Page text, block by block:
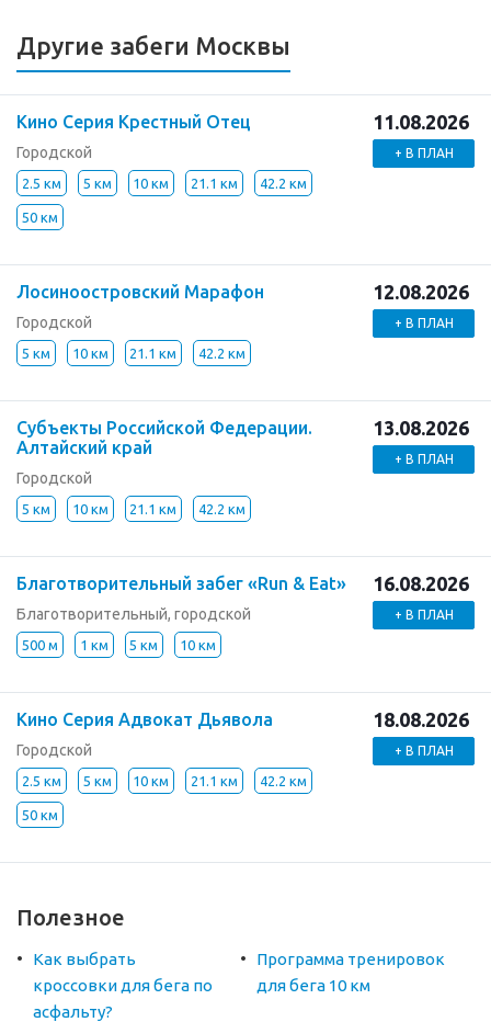
Другие забеги Москвы
Кино Серия Крестный Отец
Городской
2.5 км 5 км 10 км 21.1 км 42.2 км
50 км
11.08.2026
+ В ПЛАН
Лосиноостровский Марафон
Городской
5 км 10 км 21.1 км 42.2 км
12.08.2026
+ В ПЛАН
Субъекты Российской Федерации.
Алтайский край
Городской
5 км 10 км 21.1 км 42.2 км
13.08.2026
+ В ПЛАН
Благотворительный забег «Run & Eat»
Благотворительный, городской
500 м 1 км 5 км 10 км
16.08.2026
+ В ПЛАН
Кино Серия Адвокат Дьявола
Городской
2.5 км 5 км 10 км 21.1 км 42.2 км
50 км
18.08.2026
+ В ПЛАН
Полезное
Как выбрать
кроссовки для бега по
асфальту?
Программа тренировок
для бега 10 км